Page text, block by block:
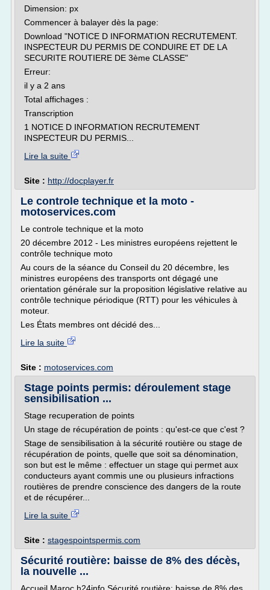
Dimension: px
Commencer à balayer dès la page:
Download "NOTICE D INFORMATION RECRUTEMENT.
INSPECTEUR DU PERMIS DE CONDUIRE ET DE LA
SECURITE ROUTIERE DE 3ème CLASSE"
Erreur:
il y a 2 ans
Total affichages :
Transcription
1 NOTICE D INFORMATION RECRUTEMENT
INSPECTEUR DU PERMIS...
Lire la suite
Site : http://docplayer.fr
Le controle technique et la moto -
motoservices.com
Le controle technique et la moto
20 décembre 2012 - Les ministres européens rejettent le
contrôle technique moto
Au cours de la séance du Conseil du 20 décembre, les
ministres européens des transports ont dégagé une
orientation générale sur la proposition législative relative au
contrôle technique périodique (RTT) pour les véhicules à
moteur.
Les États membres ont décidé des...
Lire la suite
Site : motoservices.com
Stage points permis: déroulement stage
sensibilisation ...
Stage recuperation de points
Un stage de récupération de points : qu'est-ce que c'est ?
Stage de sensibilisation à la sécurité routière ou stage de
récupération de points, quelle que soit sa dénomination,
son but est le même : effectuer un stage qui permet aux
conducteurs ayant commis une ou plusieurs infractions
routières de prendre conscience des dangers de la route
et de récupérer...
Lire la suite
Site : stagespointspermis.com
Sécurité routière: baisse de 8% des décès,
la nouvelle ...